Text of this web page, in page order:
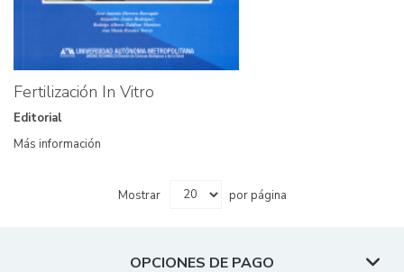
Fertilización In Vitro
Editorial
Más información
Mostrar por página
OPCIONES DE PAGO